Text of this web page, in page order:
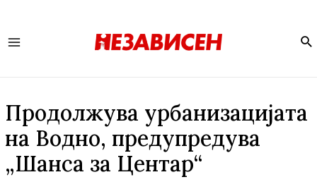
Продолжува урбанизацијата
на Водно, предупредува
„Шанса за Центар“